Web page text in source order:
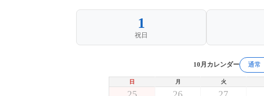
1
祝日
10月カレンダー 通常
日 月 火